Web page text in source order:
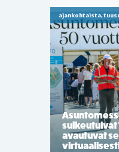
ajankohtaista,
sulkeutuivat
avautuvat